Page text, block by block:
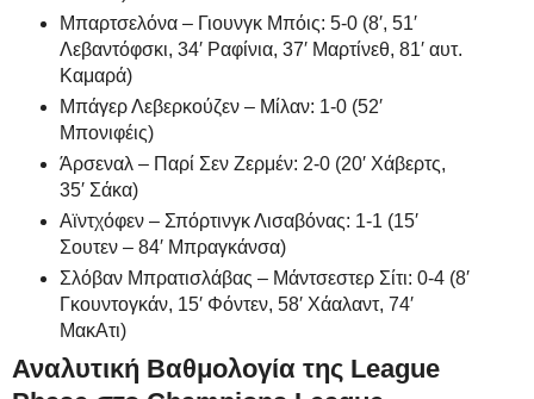
Μπαρτσελόνα – Γιουνγκ Μπόις: 5-0 (8′, 51′
Λεβαντόφσκι, 34′ Ραφίνια, 37′ Μαρτίνεθ, 81′ αυτ.
Καμαρά)
Μπάγερ Λεβερκούζεν – Μίλαν: 1-0 (52′
Μπονιφέις)
Άρσεναλ – Παρί Σεν Ζερμέν: 2-0 (20′ Χάβερτς,
35′ Σάκα)
Αϊντχόφεν – Σπόρτινγκ Λισαβόνας: 1-1 (15′
Σουτεν – 84′ Μπραγκάνσα)
Σλόβαν Μπρατισλάβας – Μάντσεστερ Σίτι: 0-4 (8′
Γκουντογκάν, 15′ Φόντεν, 58′ Χάαλαντ, 74′
ΜακΑτι)
Αναλυτική Βαθμολογία της League